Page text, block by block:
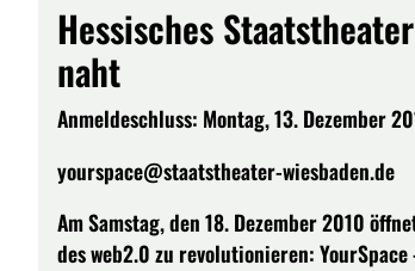
Hessisches
naht
Anmeldeschluss: Montag, 13. Dezember
yourspace@staatstheater-wiesbaden.de
Am Samstag, den 18. Dezember 2010
des web2.0 zu revolutionieren: